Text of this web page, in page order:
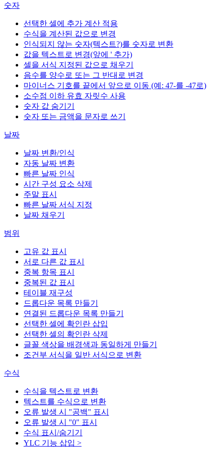
숫자
선택한 셀에 추가 계산 적용
수식을 계산된 값으로 변경
인식되지 않는 숫자(텍스트?)를 숫자로 변환
값을 텍스트로 변경(앞에 ' 추가)
셀을 서식 지정된 값으로 채우기
음수를 양수로 또는 그 반대로 변경
마이너스 기호를 끝에서 앞으로 이동 (예: 47-를 -47로)
소수점 이하 유효 자릿수 사용
숫자 값 숨기기
숫자 또는 금액을 문자로 쓰기
날짜
날짜 변환/인식
자동 날짜 변환
빠른 날짜 인식
시간 구성 요소 삭제
주말 표시
빠른 날짜 서식 지정
날짜 채우기
범위
고유 값 표시
서로 다른 값 표시
중복 항목 표시
중복된 값 표시
테이블 재구성
드롭다운 목록 만들기
연결된 드롭다운 목록 만들기
선택한 셀에 확인란 삽입
선택한 셀의 확인란 삭제
글꼴 색상을 배경색과 동일하게 만들기
조건부 서식을 일반 서식으로 변환
수식
수식을 텍스트로 변환
텍스트를 수식으로 변환
오류 발생 시 "공백" 표시
오류 발생 시 "0" 표시
수식 표시/숨기기
YLC 기능 삽입 >